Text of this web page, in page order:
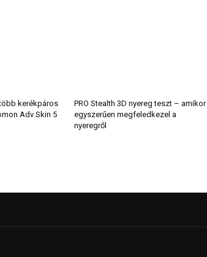
kerékpáros
Adv Skin 5
PRO Stealth 3D nyereg teszt – amikor
egyszerűen megfeledkezel a
nyeregről